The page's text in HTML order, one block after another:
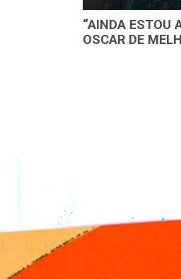
“AINDA ESTOU
OSCAR DE